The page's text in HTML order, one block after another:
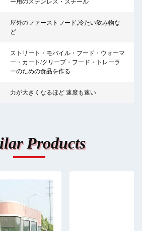
ー用のステンレス・スチール
屋外のファーストフード,冷たい飲み物な
ど
ストリート・モバイル・フード・ウォーマ
ー・カート/クリープ・フード・トレーラ
ーのための食品を作る
力が大きくなるほど 速度も速い
Products